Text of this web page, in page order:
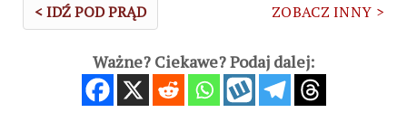
< IDŹ POD PRĄD ZOBACZ INNY >
Ważne? Ciekawe? Podaj dalej: